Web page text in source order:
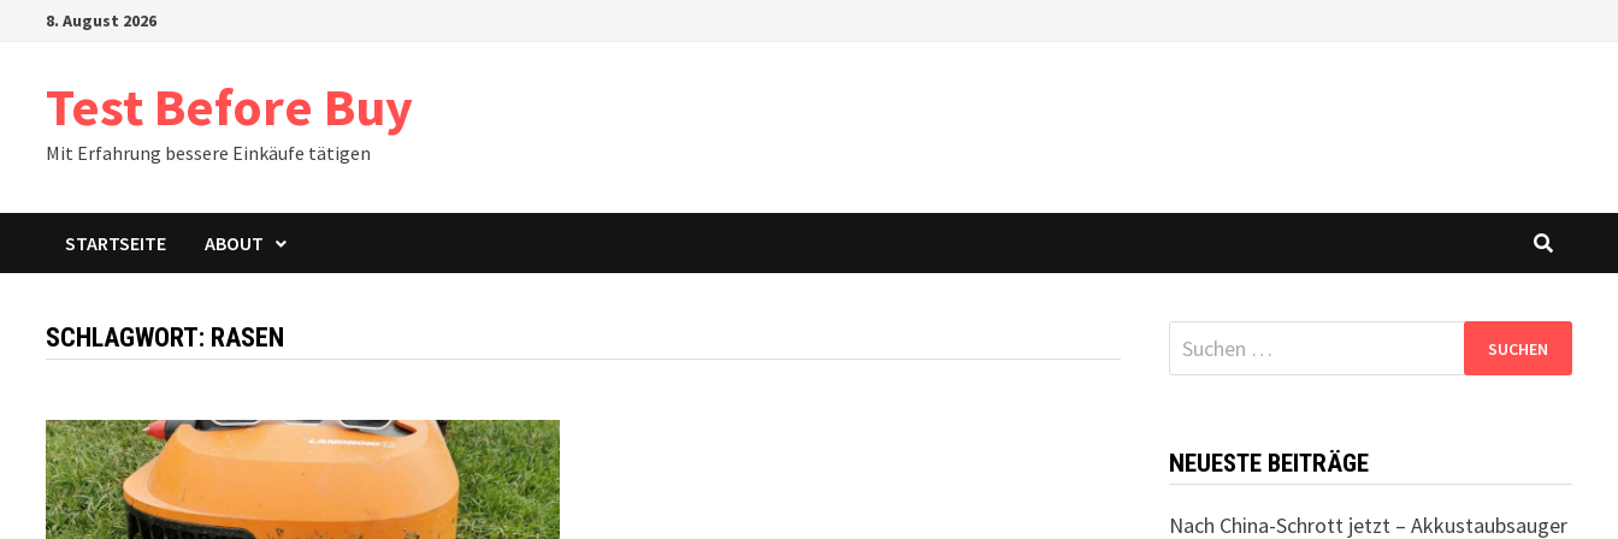
8. August 2026
Test Before Buy
Mit Erfahrung bessere Einkäufe tätigen
STARTSEITE ABOUT
SCHLAGWORT: RASEN
Suchen
nach:
NEUESTE BEITRÄGE
Nach China-Schrott jetzt – Akkustaubsauger